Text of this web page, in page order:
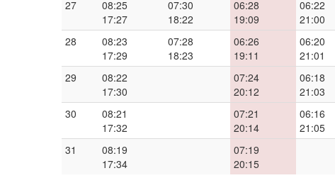
27
08:25
17:27
07:30
18:22
06:28
19:09
06:22
21:00
28
08:23
17:29
07:28
18:23
06:26
19:11
06:20
21:01
29
08:22
17:30
07:24
20:12
06:18
21:03
30
08:21
17:32
07:21
20:14
06:16
21:05
31
08:19
17:34
07:19
20:15